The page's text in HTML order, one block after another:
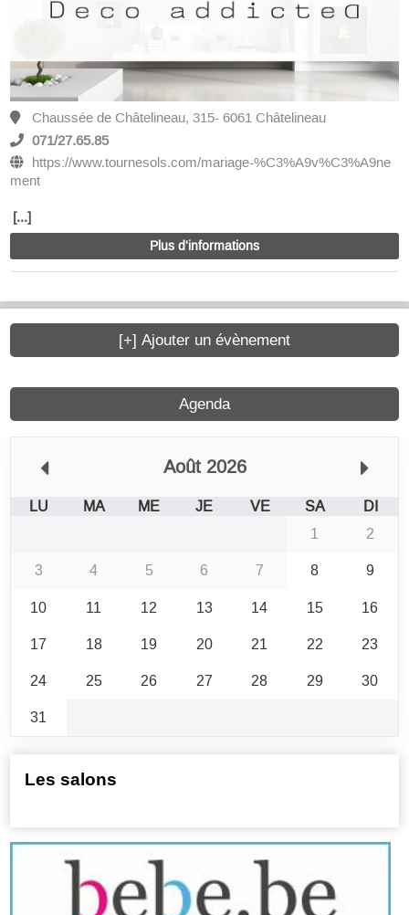
Chaussée de Châtelineau, 315- 6061 Châtelineau
071/27.65.85
https://www.tournesols.com/mariage-%C3%A9v%C3%A9ne
ment
[...]
Plus d'informations
Agenda
Août 2026
LU MA ME JE VE SA
DI
1
2
3
4 5 6 7 8
9
10
11 12 13 14 15
16
17
18 19 20 21 22
23
24
25 26 27 28 29
30
31
[+] Ajouter un évènement
Les salons